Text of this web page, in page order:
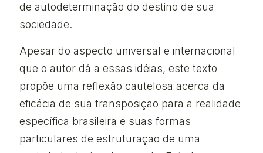
de autodeterminação do destino de sua
sociedade.
Apesar do aspecto universal e internacional
que o autor dá a essas idéias, este texto
propõe uma reflexão cautelosa acerca da
eficácia de sua transposição para a realidade
específica brasileira e suas formas
particulares de estruturação de uma